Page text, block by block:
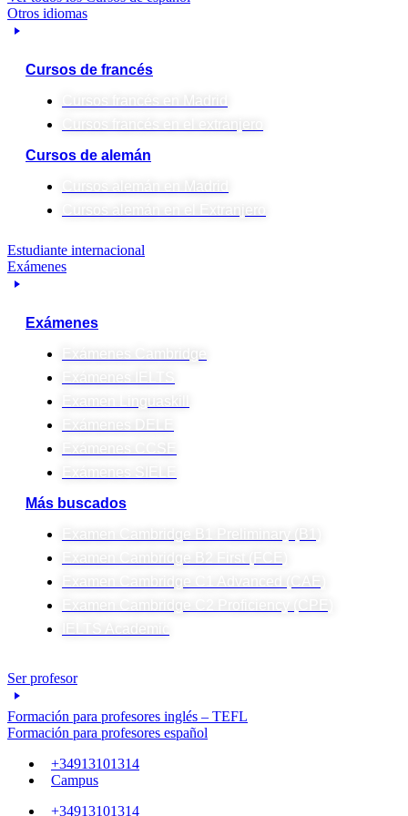
Otros idiomas
Cursos de francés
Cursos francés en Madrid
Cursos de alemán
Cursos alemán en Madrid
Cursos alemán en el Extranjero
Estudiante internacional
Exámenes
Exámenes
Exámenes Cambridge
Exámenes IELTS
Examen Linguaskill
Exámenes DELE
Exámenes CCSE
Exámenes SIELE
Más buscados
Examen Cambridge B1 Preliminary (B1)
Examen Cambridge B2 First (FCE)
Examen Cambridge C1 Advanced (CAE)
Examen Cambridge C2 Proficiency (CPE)
IELTS Academic
Ser profesor
Formación para profesores inglés – TEFL
Formación para profesores español
+34913101314
Campus
+34913101314